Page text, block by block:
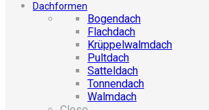
Dachformen
Bogendach
Flachdach
Krüppelwalmdach
Pultdach
Satteldach
Tonnendach
Walmdach